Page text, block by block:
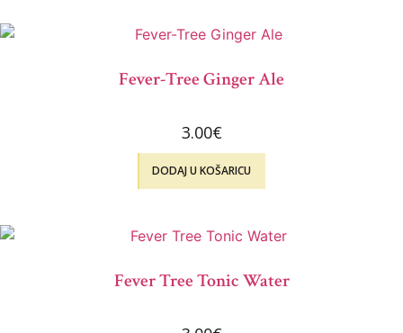
Fever-Tree Ginger Ale
3.00€
DODAJ U KOŠARICU
Fever Tree Tonic Water